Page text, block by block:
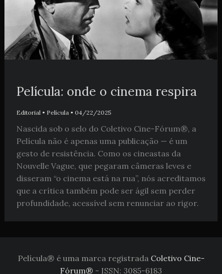
Película: onde o cinema respira
Editorial • Película • 04/22/2025
Nascida sob o selo do Coletivo Cine-Fórum®, a
Película não é apenas uma publicação — é um
gesto de resistência. Como os cineastas da
Nouvelle Vague, que pegaram câmeras leves e
disseram “o cinema está na rua”, nós acreditamos
que a crítica também pode ser ágil sem perder
profundidade, acessível sem renunciar ao rigor.
Película® é uma marca registrada Coletivo Cine-
Fórum® - ISSN: 3085-6183